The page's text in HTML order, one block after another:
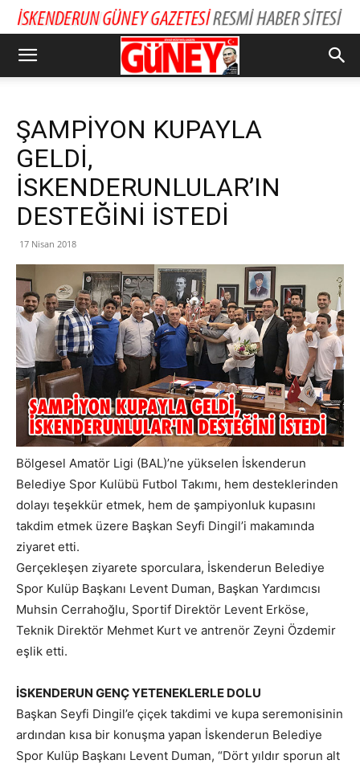
ŞAMPİYON KUPAYLA
GELDİ,
İSKENDERUNLULAR’IN
DESTEĞİNİ İSTEDİ
17 Nisan 2018
Bölgesel Amatör Ligi (BAL)’ne yükselen İskenderun
Belediye Spor Kulübü Futbol Takımı, hem desteklerinden
dolayı teşekkür etmek, hem de şampiyonluk kupasını
takdim etmek üzere Başkan Seyfi Dingil’i makamında
ziyaret etti.
Gerçekleşen ziyarete sporculara, İskenderun Belediye
Spor Kulüp Başkanı Levent Duman, Başkan Yardımcısı
Muhsin Cerrahoğlu, Sportif Direktör Levent Erköse,
Teknik Direktör Mehmet Kurt ve antrenör Zeyni Özdemir
eşlik etti.
İSKENDERUN GENÇ YETENEKLERLE DOLU
Başkan Seyfi Dingil’e çiçek takdimi ve kupa seremonisinin
ardından kısa bir konuşma yapan İskenderun Belediye
Spor Kulüp Başkanı Levent Duman, “Dört yıldır sporun alt